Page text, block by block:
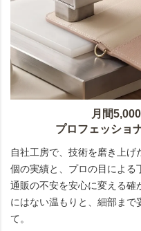
月間
プロフェッショ
自社工房で、技術を磨き上
個の実績と、プロの目による
通販の不安を安心に変える確
にはない温もりと、細部まで
て。